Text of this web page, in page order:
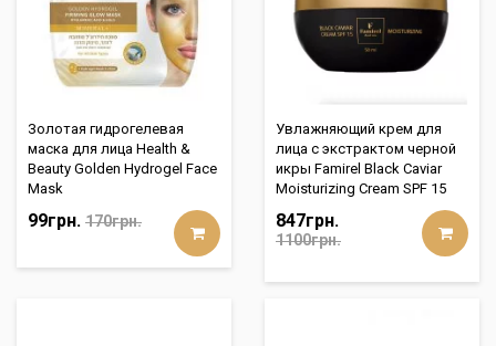
Золотая гидрогелевая
маска для лица Health &
Beauty Golden Hydrogel Face
Mask
99грн. 170грн.
Увлажняющий крем для
лица с экстрактом черной
икры Famirel Black Caviar
Moisturizing Cream SPF 15
847грн.
1100грн.